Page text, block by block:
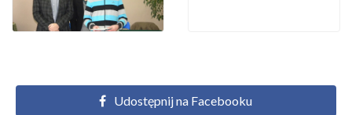
Udostępnij na Facebooku